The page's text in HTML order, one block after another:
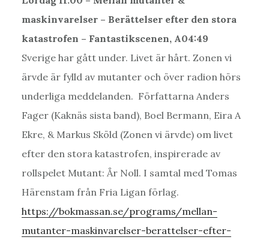
maskinvarelser – Berättelser efter den stora
katastrofen – Fantastikscenen, A04:49
Sverige har gått under. Livet är hårt. Zonen vi
ärvde är fylld av mutanter och över radion hörs
underliga meddelanden. Författarna Anders
Fager (Kaknäs sista band), Boel Bermann, Eira A
Ekre, & Markus Sköld (Zonen vi ärvde) om livet
efter den stora katastrofen, inspirerade av
rollspelet Mutant: År Noll. I samtal med Tomas
Härenstam från Fria Ligan förlag.
https://bokmassan.se/programs/mellan-
mutanter-maskinvarelser-berattelser-efter-